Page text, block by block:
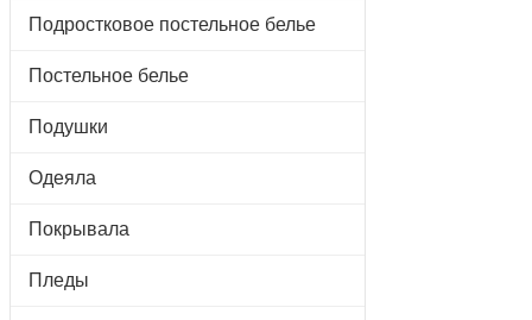
Подростковое постельное белье
Постельное белье
Подушки
Одеяла
Покрывала
Пледы